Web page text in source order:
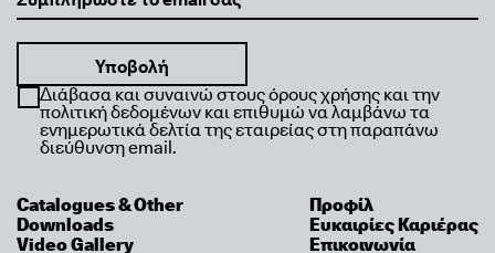
Διάβασα και συναινώ στους όρους χρήσης και την
πολιτική δεδομένων και επιθυμώ να λαμβάνω τα
ενημερωτικά δελτία της εταιρείας στη παραπάνω
διεύθυνση email.
Catalogues & Other
Downloads
Video Gallery
Προφίλ
Ευκαιρίες Καριέρας
Επικοινωνία